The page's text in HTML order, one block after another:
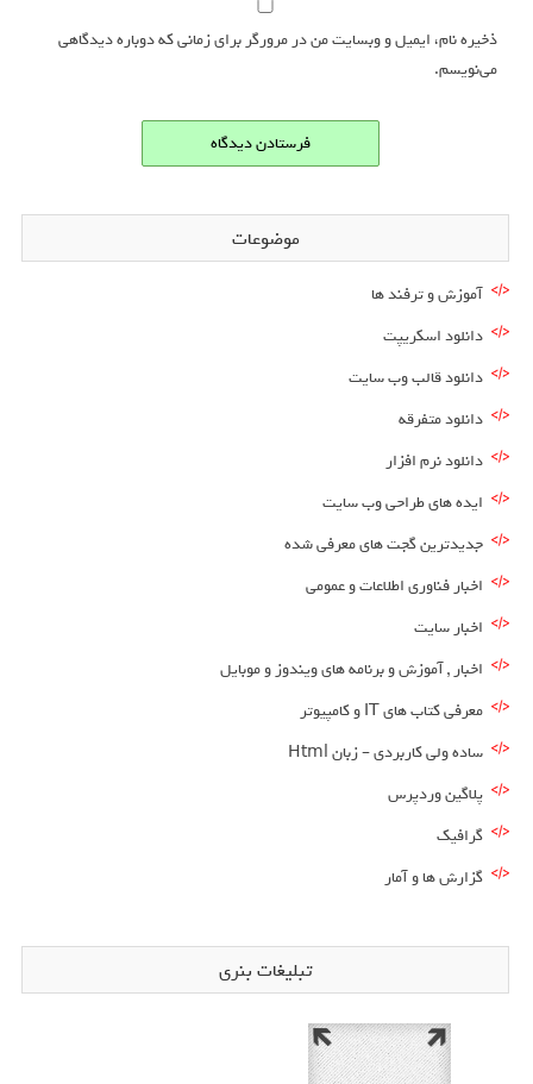
ذخیره نام، ایمیل و وبسایت من در مرورگر برای زمانی که دوباره دیدگاهی
می‌نویسم.
موضوعات
آموزش و ترفند ها
دانلود اسکریپت
دانلود قالب وب سایت
دانلود متفرقه
دانلود نرم افزار
ایده های طراحی وب سایت
جدیدترین گجت های معرفی شده
اخبار فناوری اطلاعات و عمومی
اخبار سایت
اخبار , آموزش و برنامه های ویندوز و موبایل
معرفی کتاب های IT و کامپیوتر
ساده ولی کاربردی – زبان Html
پلاگین وردپرس
گرافیک
گزارش ها و آمار
تبلیغات بنری